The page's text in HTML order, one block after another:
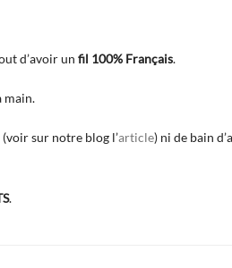
d’avoir un fil 100% Français.
main.
sur notre blog l’article) ni de bain
.